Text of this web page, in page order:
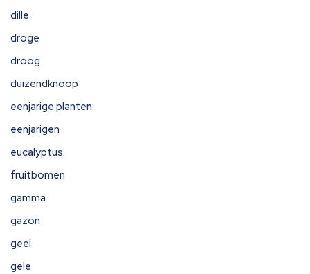
dille
droge
droog
duizendknoop
eenjarige planten
eenjarigen
eucalyptus
fruitbomen
gamma
gazon
geel
gele